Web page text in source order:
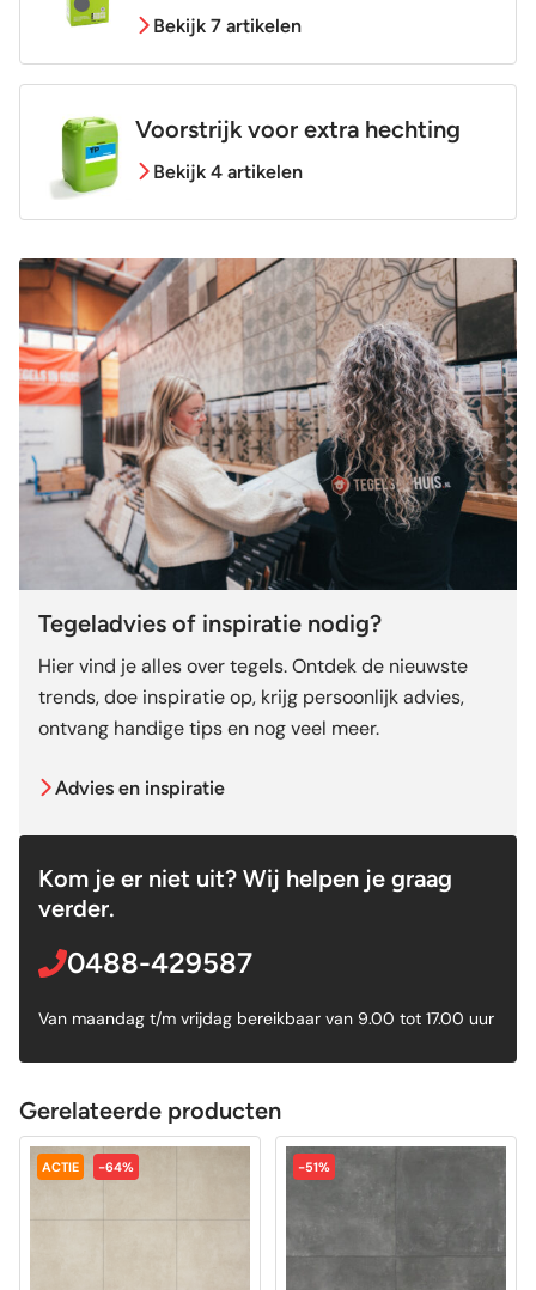
Bekijk 7 artikelen
Voorstrijk voor extra hechting
Bekijk 4 artikelen
Tegeladvies of inspiratie nodig?
Hier vind je alles over tegels. Ontdek de nieuwste
trends, doe inspiratie op, krijg persoonlijk advies,
ontvang handige tips en nog veel meer.
Advies en inspiratie
Kom je er niet uit? Wij helpen je graag
verder.
0488-429587
Van maandag t/m vrijdag bereikbaar van 9.00 tot 17.00 uur
Gerelateerde producten
ACTIE -64% -51%